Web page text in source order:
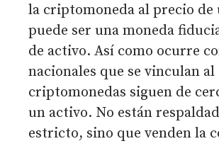
la criptomoneda al precio de
puede ser una moneda
de activo. Así como ocurre
nacionales que se vinculan al
criptomonedas siguen de
un activo. No están
estricto, sino que venden la